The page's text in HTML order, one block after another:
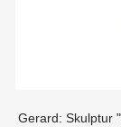
Gerard: Skulptur